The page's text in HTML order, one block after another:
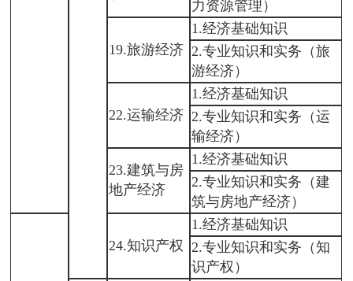
力资源管理）
19.旅游经济
1.经济基础知识
2.专业知识和实务（旅
游经济）
22.运输经济
1.经济基础知识
2.专业知识和实务（运
输经济）
23.建筑与房
地产经济
1.经济基础知识
2.专业知识和实务（建
筑与房地产经济）
24.知识产权
1.经济基础知识
2.专业知识和实务（知
识产权）